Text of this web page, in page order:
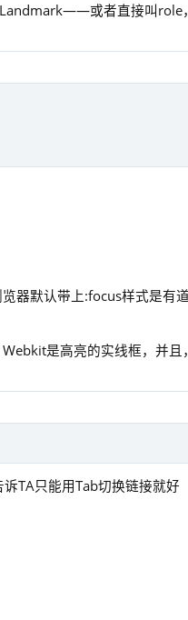
Landmark——或者直接叫role
器默认带上:focus样式是有
是高亮的实线框，并且
TA只能用Tab切换链接就好